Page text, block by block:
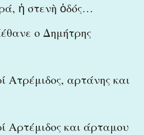
ἡ στενὴ ὁδός…
ο Δημήτρης
Ατρέμιδος, αρτάνης και
Αρτέμιδος και άρταμου